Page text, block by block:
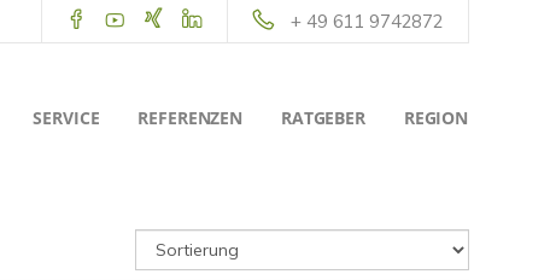
+ 49 611 9742872
SERVICE REFERENZEN RATGEBER REGION